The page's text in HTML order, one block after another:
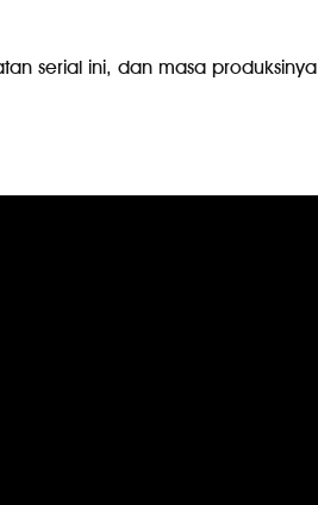
serial ini, dan masa produksinya